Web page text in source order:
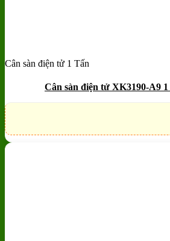
Add to wishlist
Cân sàn điện tử 1 Tấn
Cân sàn điện tử XK3190-A9